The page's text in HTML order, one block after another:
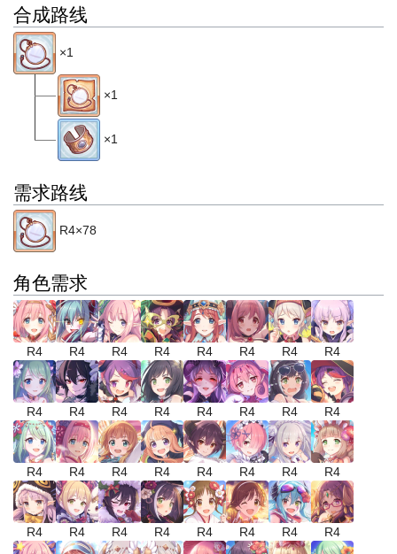
合成路线
×1
×1
×1
需求路线
R4×78
角色需求
R4 R4 R4 R4 R4 R4 R4 R4
R4 R4 R4 R4 R4 R4 R4 R4
R4 R4 R4 R4 R4 R4 R4 R4
R4 R4 R4 R4 R4 R4 R4 R4